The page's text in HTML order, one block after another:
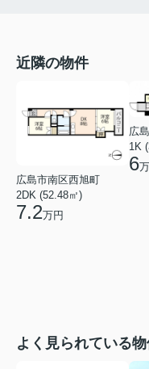
近隣の物件
広島市南区西旭町
2DK (52.48㎡)
7.2万円
広
1K
6
よく見られている